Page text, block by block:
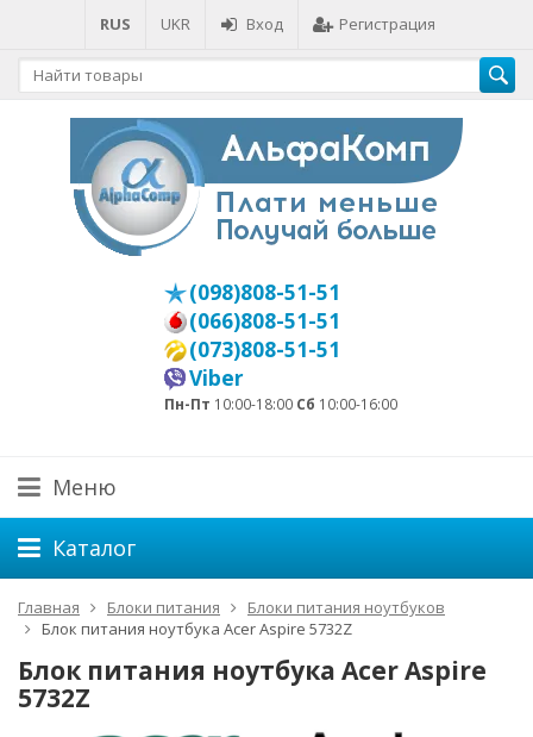
RUS UKR Вход Регистрация
(098)808-51-51
(066)808-51-51
(073)808-51-51
Viber
Пн-Пт 10:00-18:00 Сб 10:00-16:00
Меню
Каталог
Главная Блоки питания
Блоки питания ноутбуков
Блок питания ноутбука Acer Aspire 5732Z
Блок питания ноутбука Acer Aspire
5732Z